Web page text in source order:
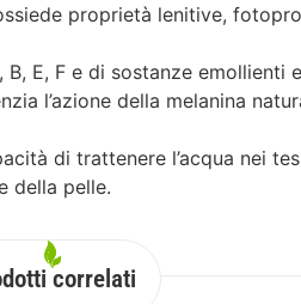
proprietà lenitive,
E, F e di sostanze emollienti
l’azione della melanina
di trattenere l’acqua nei
della pelle.
correlati